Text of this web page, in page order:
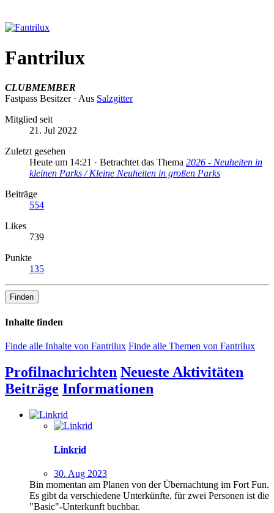
Fantrilux
CLUBMEMBER
Fastpass Besitzer · Aus Salzgitter
Mitglied seit
21. Jul 2022
Zuletzt gesehen
Heute um 14:21 · Betrachtet das Thema 2026 - Neuheiten in
kleinen Parks / Kleine Neuheiten in großen Parks
Beiträge
554
Likes
739
Punkte
135
Finden
Inhalte finden
Finde alle Inhalte von Fantrilux Finde alle Themen von Fantrilux
Profilnachrichten Neueste Aktivitäten
Beiträge Informationen
Linkrid
30. Aug 2023
Bin momentan am Planen von der Übernachtung im Fort Fun.
Es gibt da verschiedene Unterkünfte, für zwei Personen ist die
"Basic"-Unterkunft buchbar.